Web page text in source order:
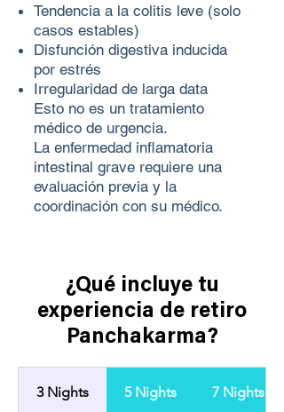
Tendencia a la colitis leve (solo
casos estables)
Disfunción digestiva inducida
por estrés
Irregularidad de larga data
Esto no es un tratamiento
médico de urgencia.
La enfermedad inflamatoria
intestinal grave requiere una
evaluación previa y la
coordinación con su médico.
¿Qué incluye tu
experiencia de retiro
Panchakarma?
3 Nights 5 Nights 7 Nights